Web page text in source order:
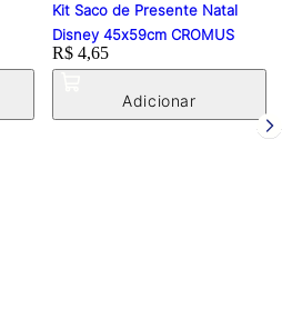
Kit Saco de Presente Natal
Disney 45x59cm CROMUS
Price:
R$ 4,65